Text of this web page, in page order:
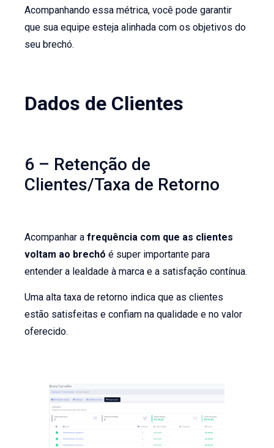
Acompanhando essa métrica, você pode garantir
que sua equipe esteja alinhada com os objetivos do
seu brechó.
Dados de Clientes
6 – Retenção de
Clientes/Taxa de Retorno
Acompanhar afrequência com que as clientes
voltam ao brechó é super importante para
entender a lealdade à marca e a satisfação contínua.
Uma alta taxa de retorno indica que as clientes
estão satisfeitas e confiam na qualidade e no valor
oferecido.